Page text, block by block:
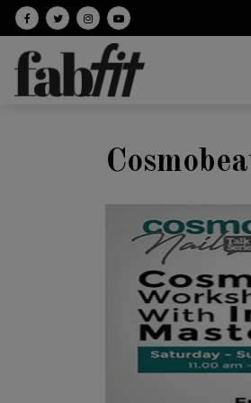
Follow on facebook
Follow on Twitter
Follow on Instagram
Follow on Youtube